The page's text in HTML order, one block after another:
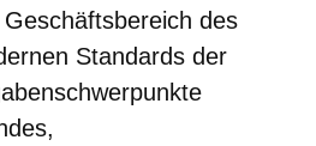
des
Standards der